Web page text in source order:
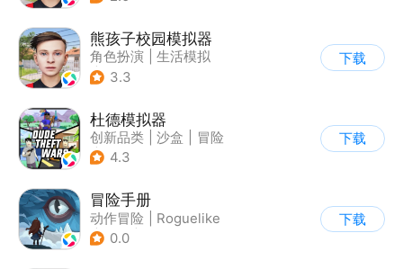
熊孩子校园模拟器
角色扮演
生活模拟
| 写实
3.3
下载
杜德模拟器
创新品类 沙盒
冒险
| 写实
4.3
下载
冒险手册
动作冒险
Roguelike
| 冒险
0.0
下载